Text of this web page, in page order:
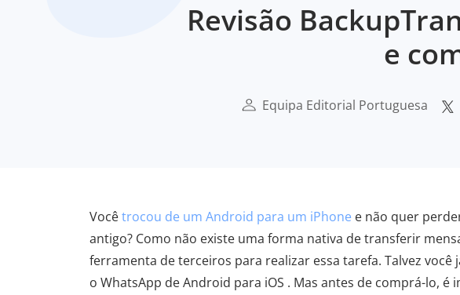
Revisão
e
Equipa Editorial Portuguesa
Vocêtrocou de um Android para um iPhone e não quer
antigo? Como não existe uma forma nativa de transferir
ferramenta de terceiros para realizar essa tarefa. Talvez
o WhatsApp de Android para iOS . Mas antes de comprá-lo,